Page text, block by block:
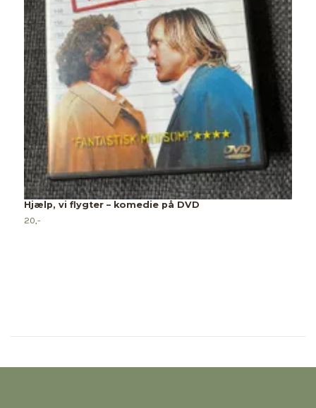
Hjælp, vi flygter – komedie på DVD
20,-